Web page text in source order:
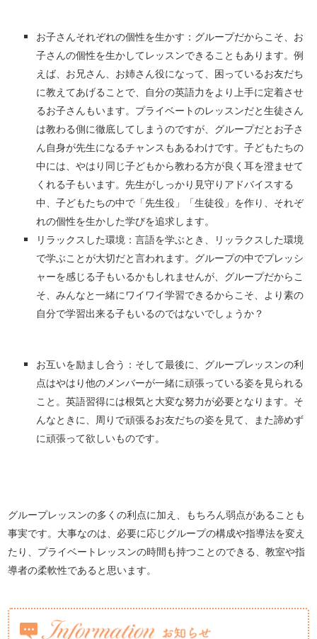
お子さんそれぞれの個性を生かす：グループだからこそ、お
子さんの個性を生かしてレッスンできることもあります。例
えば、お兄さん、お姉さん役になって、困っているお友だち
に教えてあげることで、自分の英語力をより上手に定着させ
るお子さんもいます。プライベートのレッスンだと生徒さん
は教わる側に徹底してしまうのですが、グループだとお子さ
ん自身が先生になるチャンスもあるわけです。子どもたちの
中には、やはり同じ子どもから教わる方が良く耳を澄ませて
くれる子もいます。先生がしっかり見守りアドバイスする
中、子どもたちの中で「先生役」「生徒役」を作り、それぞ
れの個性を生かした学びを追求します。
リラックスした環境：言語を学ぶとき、リッラクスした環境
で学ぶことが大切だと言われます。グループの中でプレッシ
ャーを感じる子もいるかもしれませんが、グループだからこ
そ、みんなと一緒にワイワイ学習できるからこそ、より素の
自分で学習出来る子もいるのではないでしょうか？
お互いを励まし合う：そして最後に、グループレッスンの利
点はやはり他のメンバーが一緒に頑張っている姿を見られる
こと。英語習得には根気と大変な努力が必要となります。そ
んなときに、周りで頑張るお友だちの姿を見て、また諦めず
に頑張って欲しいものです。
グループレッスンの多くの利点に加え、もちろん弱点があることも
事実です。大事なのは、必要に応じグループの構成や指導法を変え
たり、プライベートレッスンの時間も持つことのできる、教室や指
導者の柔軟性であると思います。